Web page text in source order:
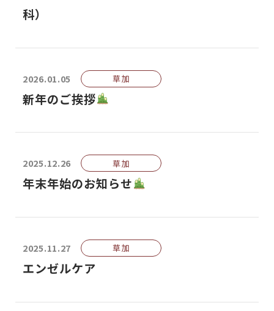
科）
2026.01.05 草加
新年のご挨拶
2025.12.26 草加
年末年始のお知らせ
2025.11.27 草加
エンゼルケア